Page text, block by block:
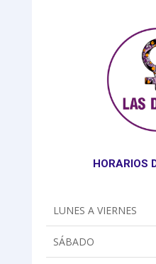
HORARIOS
LUNES A VIERNES
SÁBADO